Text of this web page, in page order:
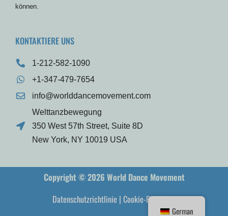
können.
KONTAKTIERE UNS
1-212-582-1090
+1-347-479-7654
info@worlddancemovement.com
Welttanzbewegung
350 West 57th Street, Suite 8D
New York, NY 10019 USA
Copyright © 2026 World Dance Movement
Datenschutzrichtlinie | Cookie-Richtlinie
German